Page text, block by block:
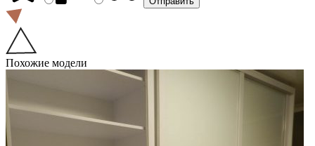
Похожие модели